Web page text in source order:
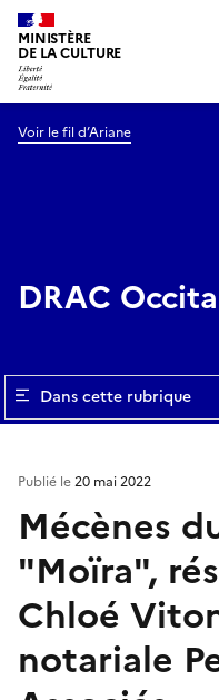
MINISTÈRE
DE LA CULTURE
Voir le fil d’Ariane
DRAC
Dans cette rubrique
Mécènes
"Moïra",
Chloé
notariale
Publié le20 mai 2022